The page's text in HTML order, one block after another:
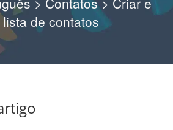
de contatos